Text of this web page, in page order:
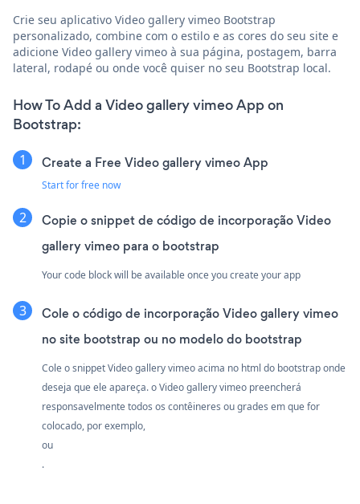
Crie seu aplicativo Video gallery vimeo Bootstrap
personalizado, combine com o estilo e as cores do seu site e
adicione Video gallery vimeo à sua página, postagem, barra
lateral, rodapé ou onde você quiser no seu Bootstrap local.
How To Add a Video gallery vimeo App on
Bootstrap:
Create a Free Video gallery vimeo App
Start for free now
Copie o snippet de código de incorporação Video
gallery vimeo para o bootstrap
Your code block will be available once you create your app
Cole o código de incorporação Video gallery vimeo
no site bootstrap ou no modelo do bootstrap
Cole o snippet Video gallery vimeo acima no html do bootstrap onde
deseja que ele apareça. o Video gallery vimeo preencherá
responsavelmente todos os contêineres ou grades em que for
colocado, por exemplo,
ou
.